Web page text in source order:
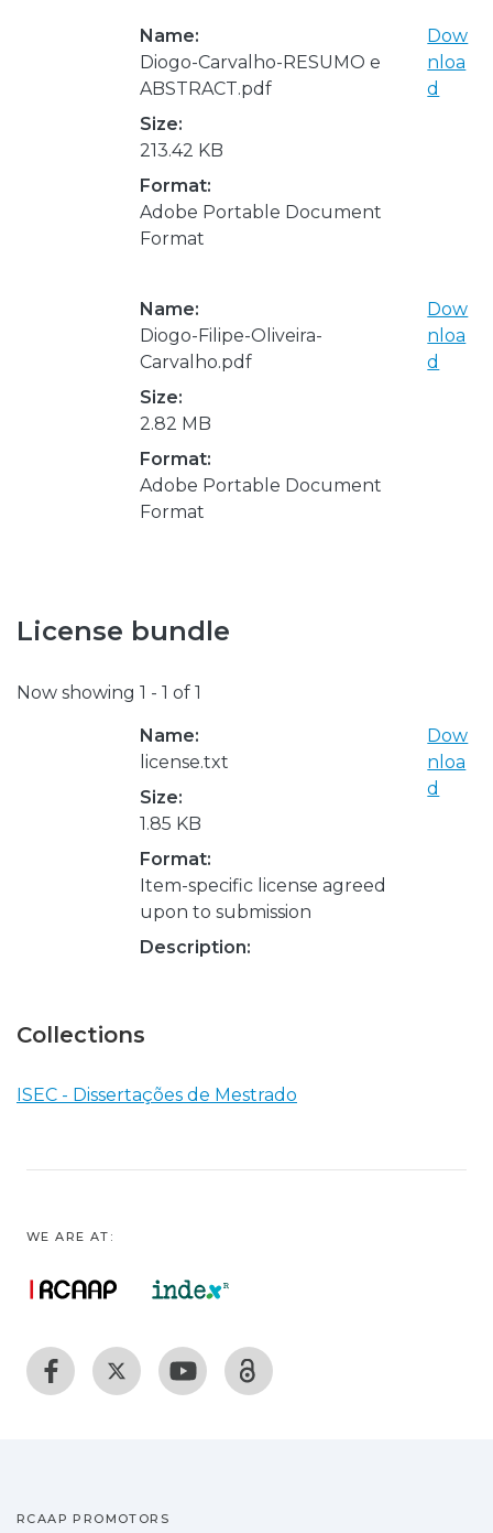
Name:
Diogo-Carvalho-RESUMO e
ABSTRACT.pdf
Size:
213.42 KB
Format:
Adobe Portable Document
Format
Dow
nloa
d
Name:
Diogo-Filipe-Oliveira-
Carvalho.pdf
Size:
2.82 MB
Format:
Adobe Portable Document
Format
Dow
nloa
d
License bundle
Now showing 1 - 1 of 1
Name:
license.txt
Size:
1.85 KB
Format:
Item-specific license agreed
upon to submission
Description:
Dow
nloa
d
Collections
ISEC - Dissertações de Mestrado
WE ARE AT:
RCAAP PROMOTORS